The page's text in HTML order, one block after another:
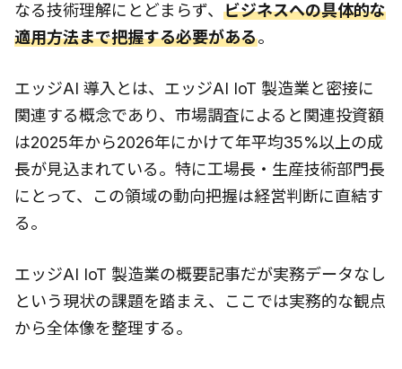
なる技術理解にとどまらず、 ビジネスへの具体的な
適用方法まで把握する必要がある。
エッジAI 導入とは、エッジAI IoT 製造業と密接に
関連する概念であり、市場調査によると関連投資額
は2025年から2026年にかけて年平均35%以上の成
長が見込まれている。特に工場長・生産技術部門長
にとって、この領域の動向把握は経営判断に直結す
る。
エッジAI IoT 製造業の概要記事だが実務データなし
という現状の課題を踏まえ、ここでは実務的な観点
から全体像を整理する。